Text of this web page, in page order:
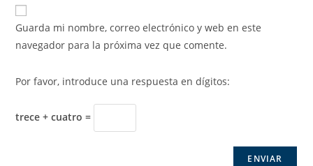
Guarda mi nombre, correo electrónico y web en este
navegador para la próxima vez que comente.
Por favor, introduce una respuesta en dígitos:
trece + cuatro =